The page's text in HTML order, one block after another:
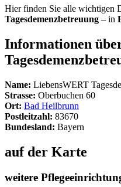
Hier finden Sie alle wichtigen
Tagesdemenzbetreuung – in
Informationen
Name: LiebensWERT
Strasse: Oberbuchen 60
Ort: Bad Heilbrunn
Postleitzahl: 83670
Bundesland: Bayern
auf der Karte
weitere